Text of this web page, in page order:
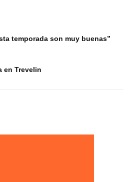
temporada son muy buenas”
en Trevelin